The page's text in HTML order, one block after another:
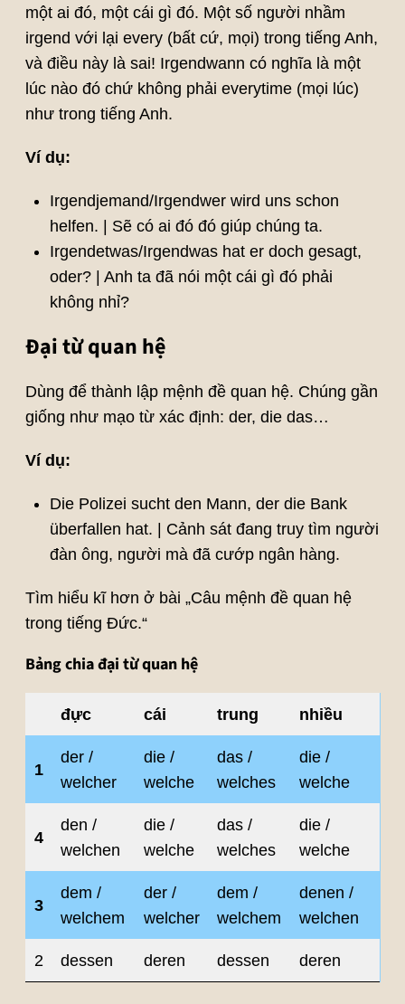
một ai đó, một cái gì đó. Một số người nhầm
irgend với lại every (bất cứ, mọi) trong tiếng Anh,
và điều này là sai! Irgendwann có nghĩa là một
lúc nào đó chứ không phải everytime (mọi lúc)
như trong tiếng Anh.
Ví dụ:
Irgendjemand/Irgendwer wird uns schon
helfen. | Sẽ có ai đó đó giúp chúng ta.
Irgendetwas/Irgendwas hat er doch gesagt,
oder? | Anh ta đã nói một cái gì đó phải
không nhỉ?
Đại từ quan hệ
Dùng để thành lập mệnh đề quan hệ. Chúng gần
giống như mạo từ xác định: der, die das…
Ví dụ:
Die Polizei sucht den Mann, der die Bank
überfallen hat. | Cảnh sát đang truy tìm người
đàn ông, người mà đã cướp ngân hàng.
Tìm hiểu kĩ hơn ở bài „Câu mệnh đề quan hệ
trong tiếng Đức.“
Bảng chia đại từ quan hệ
đực cái trung nhiều
1
der /
welcher
die /
welche
das /
welches
die /
welche
4
den /
welchen
die /
welche
das /
welches
die /
welche
3
dem /
welchem
der /
welcher
dem /
welchem
denen /
welchen
2 dessen deren dessen deren